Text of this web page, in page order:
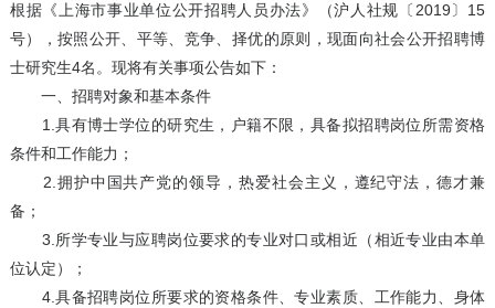
根据《上海市事业单位公开招聘人员办法》（沪人社规〔2019〕15
号），按照公开、平等、竞争、择优的原则，现面向社会公开招聘博
士研究生4名。现将有关事项公告如下：
一、招聘对象和基本条件
1.具有博士学位的研究生，户籍不限，具备拟招聘岗位所需资格
条件和工作能力；
2.拥护中国共产党的领导，热爱社会主义，遵纪守法，德才兼
备；
3.所学专业与应聘岗位要求的专业对口或相近（相近专业由本单
位认定）；
4.具备招聘岗位所要求的资格条件、专业素质、工作能力、身体